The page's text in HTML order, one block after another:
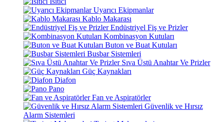
Uyarıcı Ekipmanlar
Kablo Makarası
Endüstriyel Fiş ve Prizler
Kombinasyon Kutuları
Buton ve Buat Kutuları
Busbar Sistemleri
Sıva Üstü Anahtar Ve Prizler
Güç Kaynakları
Diafon
Pano
Fan ve Aspiratörler
Güvenlik ve Hırsız
Alarm Sistemleri